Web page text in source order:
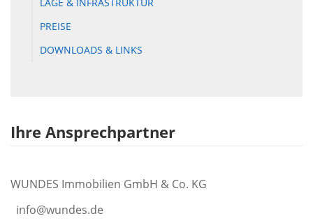
PREISE
DOWNLOADS & LINKS
Ihre Ansprechpartner
WUNDES Immobilien GmbH & Co. KG
info@wundes.de